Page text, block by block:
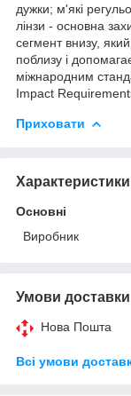
дужки; м'які
лінзи - основна
сегмент внизу,
поблизу і
міжнародним
Impact
Приховати
Характеристики
Основні
Виробник
Умови доставки
Нова Пошта
Всі умови